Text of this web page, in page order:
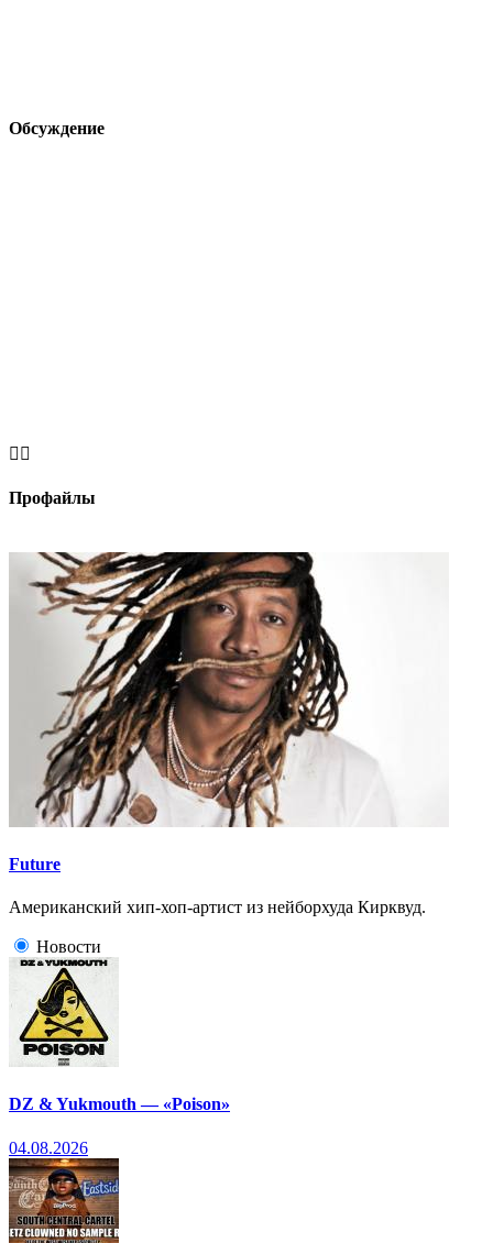
Обсуждение
 
Профайлы
Future
Американский хип-хоп-артист из нейборхуда Кирквуд.
Новости
DZ & Yukmouth — «Poison»
04.08.2026